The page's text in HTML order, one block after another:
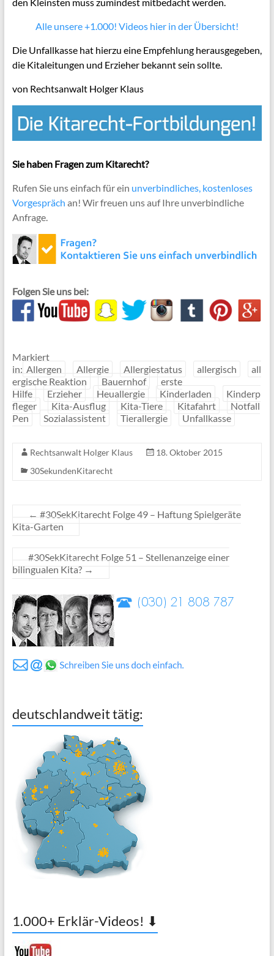
den Kleinsten muss zumindest mitbedacht werden.
Alle unsere +1.000! Videos hier in der Übersicht!
Die Unfallkasse hat hierzu eine Empfehlung herausgegeben,
die Kitaleitungen und Erzieher bekannt sein sollte.
von Rechtsanwalt Holger Klaus
Sie haben Fragen zum Kitarecht?
Rufen Sie uns einfach für ein unverbindliches, kostenloses
Vorgespräch an! Wir freuen uns auf Ihre unverbindliche
Anfrage.
Folgen Sie uns bei:
Markiert
in: Allergen Allergie Allergiestatus allergisch
all
ergische Reaktion
Bauernhof
erste
Hilfe
Erzieher Heuallergie Kinderladen
Kinderp
fleger
Kita-Ausflug Kita-Tiere Kitafahrt
Notfall
Pen
Sozialassistent Tierallergie Unfallkasse
Rechtsanwalt Holger Klaus
18. Oktober 2015
30SekundenKitarecht
← #30SekKitarecht Folge 49 – Haftung Spielgeräte
Kita-Garten
#30SekKitarecht Folge 51 – Stellenanzeige einer
bilingualen Kita? →
deutschlandweit tätig:
1.000+ Erklär-Videos! ⬇